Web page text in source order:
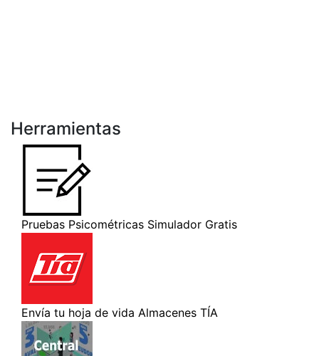
Herramientas